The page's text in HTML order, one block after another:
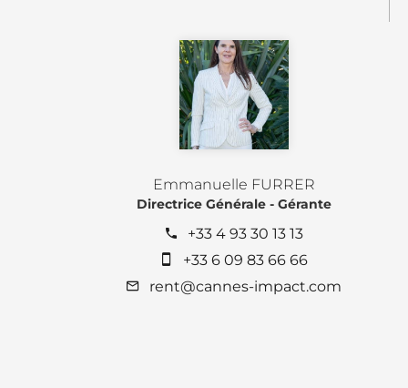
Emmanuelle FURRER
Directrice Générale - Gérante
+33 4 93 30 13 13
+33 6 09 83 66 66
rent@cannes-impact.com